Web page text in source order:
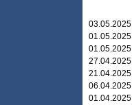
03.05.2025
01.05.2025
01.05.2025
27.04.2025
21.04.2025
06.04.2025
01.04.2025